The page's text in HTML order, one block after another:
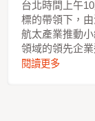
台北時間上午
標的帶領下，
航太產業推動
領域的領先企
閱讀更多